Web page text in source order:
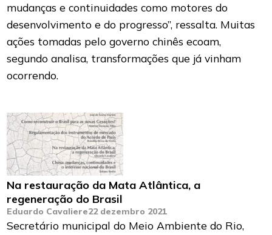
mudanças e continuidades como motores do
desenvolvimento e do progresso”, ressalta. Muitas
ações tomadas pelo governo chinês ecoam,
segundo analisa, transformações que já vinham
ocorrendo.
Na restauração da Mata Atlântica, a
regeneração do Brasil
Eduardo Cavaliere22 dezembro 2021
Secretário municipal do Meio Ambiente do Rio,